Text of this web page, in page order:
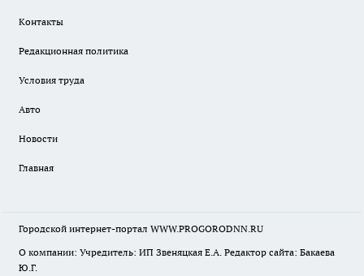
Контакты
Редакционная политика
Условия труда
Авто
Новости
Главная
Городской интернет-портал WWW.PROGORODNN.RU
О компании: Учредитель: ИП Звеняцкая Е.А. Редактор сайта: Бакаева
Ю.Г.